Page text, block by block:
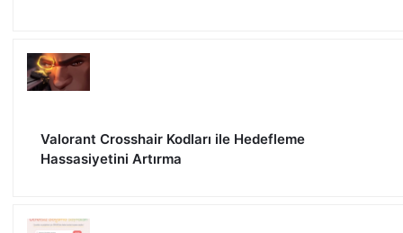
Valorant Crosshair Kodları ile Hedefleme
Hassasiyetini Artırma